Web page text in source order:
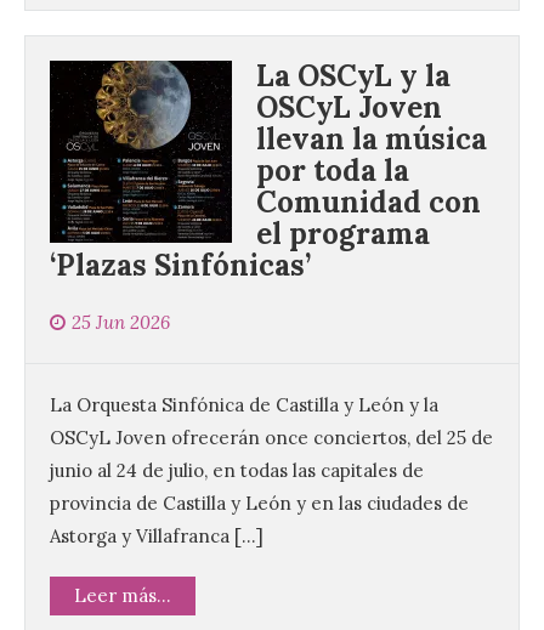
La OSCyL y la
OSCyL Joven
llevan la música
por toda la
Comunidad con
el programa
‘Plazas Sinfónicas’
25 Jun 2026
La Orquesta Sinfónica de Castilla y León y la
OSCyL Joven ofrecerán once conciertos, del 25 de
junio al 24 de julio, en todas las capitales de
provincia de Castilla y León y en las ciudades de
Astorga y Villafranca […]
Leer más...
Brujería Fest Summer un
festival que se celebrará
el 11 de agosto en la
Bañeza
El Ayuntamiento de La
Bañeza presenta el
Brujería Fest Summer
Edition, una nueva cita
musical de las fiestas
patronales. El salón de plenos del
agosto la presentación oficial del Brujería
Fest Summer […]